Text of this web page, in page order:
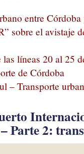
entre
sobre el avistaje
líneas 20 al 25
de Córdoba
– Transporte
Parte 2: